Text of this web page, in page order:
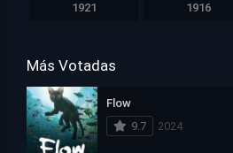
1921 1916
Más Votadas
Flow
9.7
2024